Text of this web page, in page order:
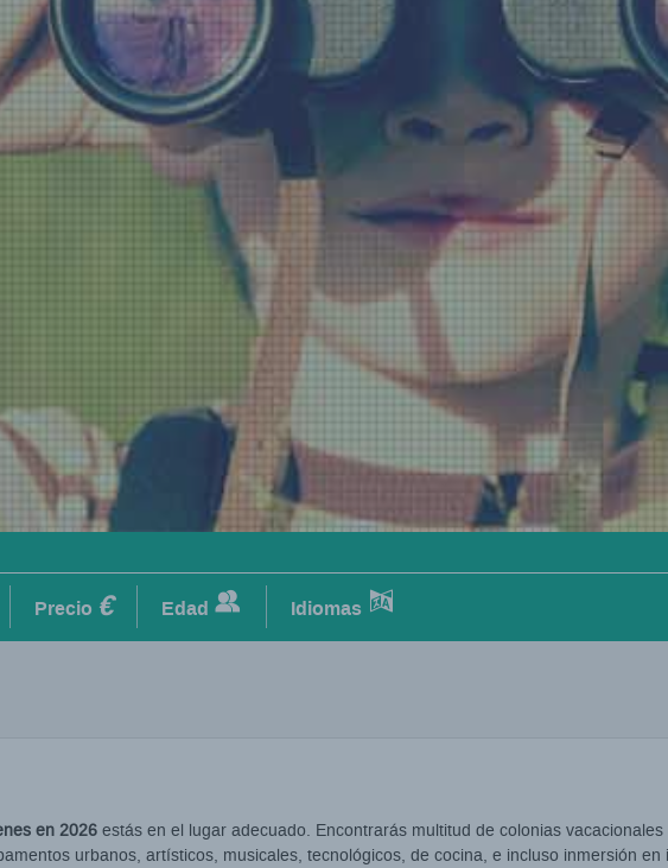
Precio € Edad Idiomas
en 2026 estás en el lugar adecuado. Encontrarás multitud de colonias
urbanos, artísticos, musicales, tecnológicos, de cocina, e incluso inmersión en